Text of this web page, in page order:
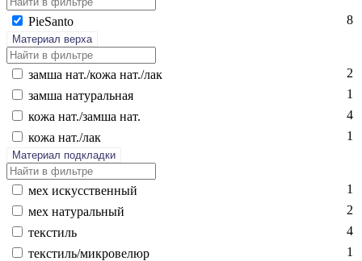
Pi­eSan­to 8
Материал верха
зам­ша нат./ко­жа нат./лак
2
зам­ша на­тураль­ная
1
ко­жа нат./зам­ша нат.
4
ко­жа нат./лак
1
Материал подкладки
мех ис­кусс­твен­ный
1
мех на­тураль­ный
2
текс­тиль
4
текс­тиль/мик­ро­велюр
1